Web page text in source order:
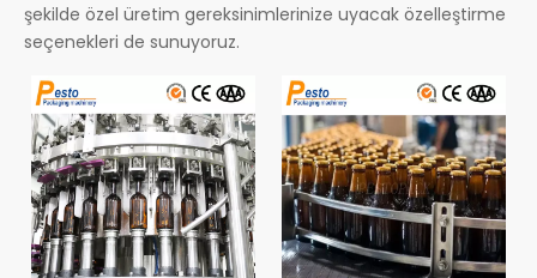
şekilde özel üretim gereksinimlerinize uyacak özelleştirme
seçenekleri de sunuyoruz.